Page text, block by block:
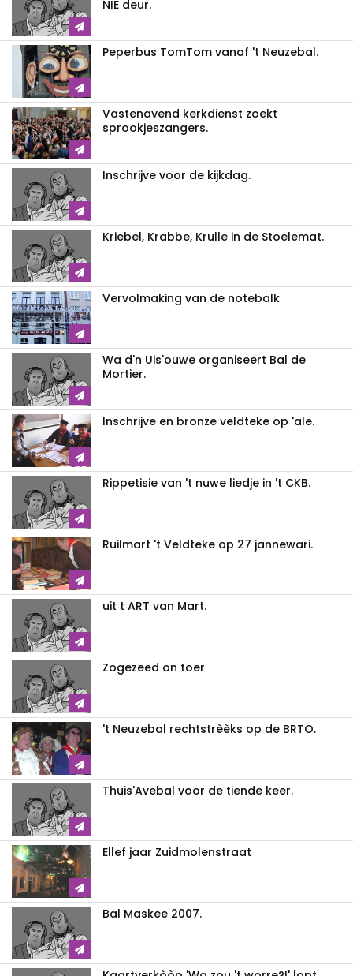
NIE deur.
Peperbus TomTom vanaf 't Neuzebal.
Vastenavend kerkdienst zoekt
sprookjeszangers.
Inschrijve voor de kijkdag.
Kriebel, Krabbe, Krulle in de Stoelemat.
Vervolmaking van de notebalk
Wa d'n Uis'ouwe organiseert Bal de
Mortier.
Inschrijve en bronze veldteke op 'ale.
Rippetisie van 't nuwe liedje in 't CKB.
Ruilmart 't Veldteke op 27 jannewari.
uit t ART van Mart.
Zogezeed on toer
't Neuzebal rechtstrèèks op de BRTO.
Thuis'Avebal voor de tiende keer.
Ellef jaar Zuidmolenstraat
Bal Maskee 2007.